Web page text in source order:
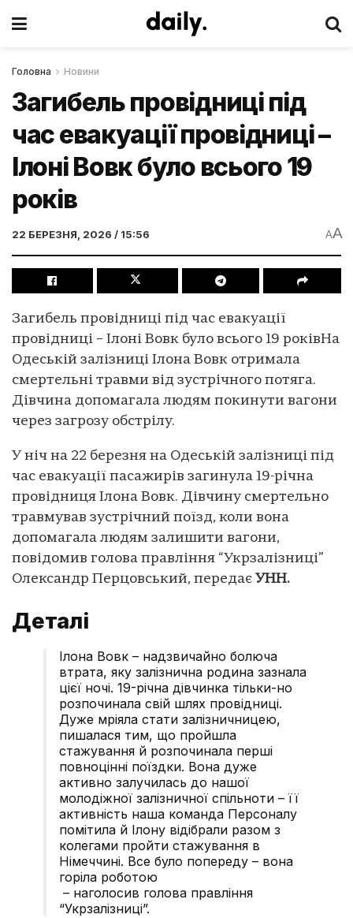
Головна Новини
Загибель провідниці під
час евакуації провідниці –
Ілоні Вовк було всього 19
років
22 БЕРЕЗНЯ, 2026 / 15:56 AA
Загибель провідниці під час евакуації
провідниці – Ілоні Вовк було всього 19 роківНа
Одеській залізниці Ілона Вовк отримала
смертельні травми від зустрічного потяга.
Дівчина допомагала людям покинути вагони
через загрозу обстрілу.
У ніч на 22 березня на Одеській залізниці під
час евакуації пасажирів загинула 19-річна
провідниця Ілона Вовк. Дівчину смертельно
травмував зустрічний поїзд, коли вона
допомагала людям залишити вагони,
повідомив голова правління “Укрзалізниці”
Олександр Перцовський, передає УНН.
Деталі
Ілона Вовк – надзвичайно болюча
втрата, яку залізнична родина зазнала
цієї ночі. 19-річна дівчинка тільки-но
розпочинала свій шлях провідниці.
Дуже мріяла стати залізничницею,
пишалася тим, що пройшла
стажування й розпочинала перші
повноцінні поїздки. Вона дуже
активно залучилась до нашої
молодіжної залізничної спільноти – її
активність наша команда Персоналу
помітила й Ілону відібрали разом з
колегами пройти стажування в
Німеччині. Все було попереду – вона
горіла роботою
– наголосив голова правління
“Укрзалізниці”.